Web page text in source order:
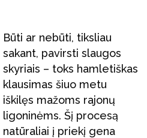
Būti ar nebūti, tiksliau
sakant, pavirsti slaugos
skyriais – toks hamletiškas
klausimas šiuo metu
iškilęs mažoms rajonų
ligoninėms. Šį procesą
natūraliai į priekį gena